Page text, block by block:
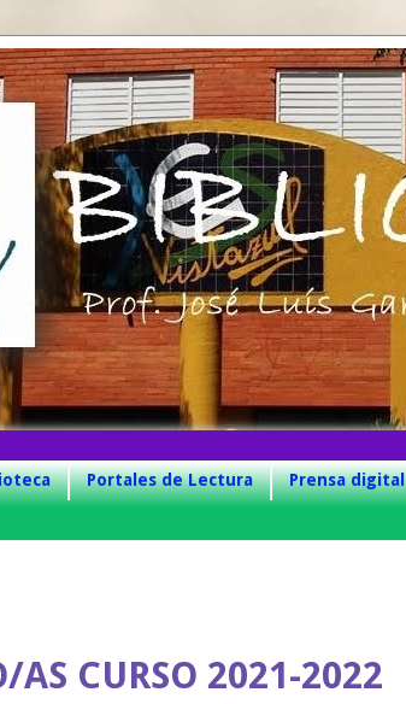
Portales de Lectura Prensa digital
AS CURSO 2021-2022